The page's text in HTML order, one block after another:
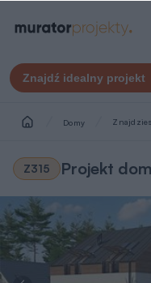
Znajdź idealny projekt
Domy
Z315 Projekt